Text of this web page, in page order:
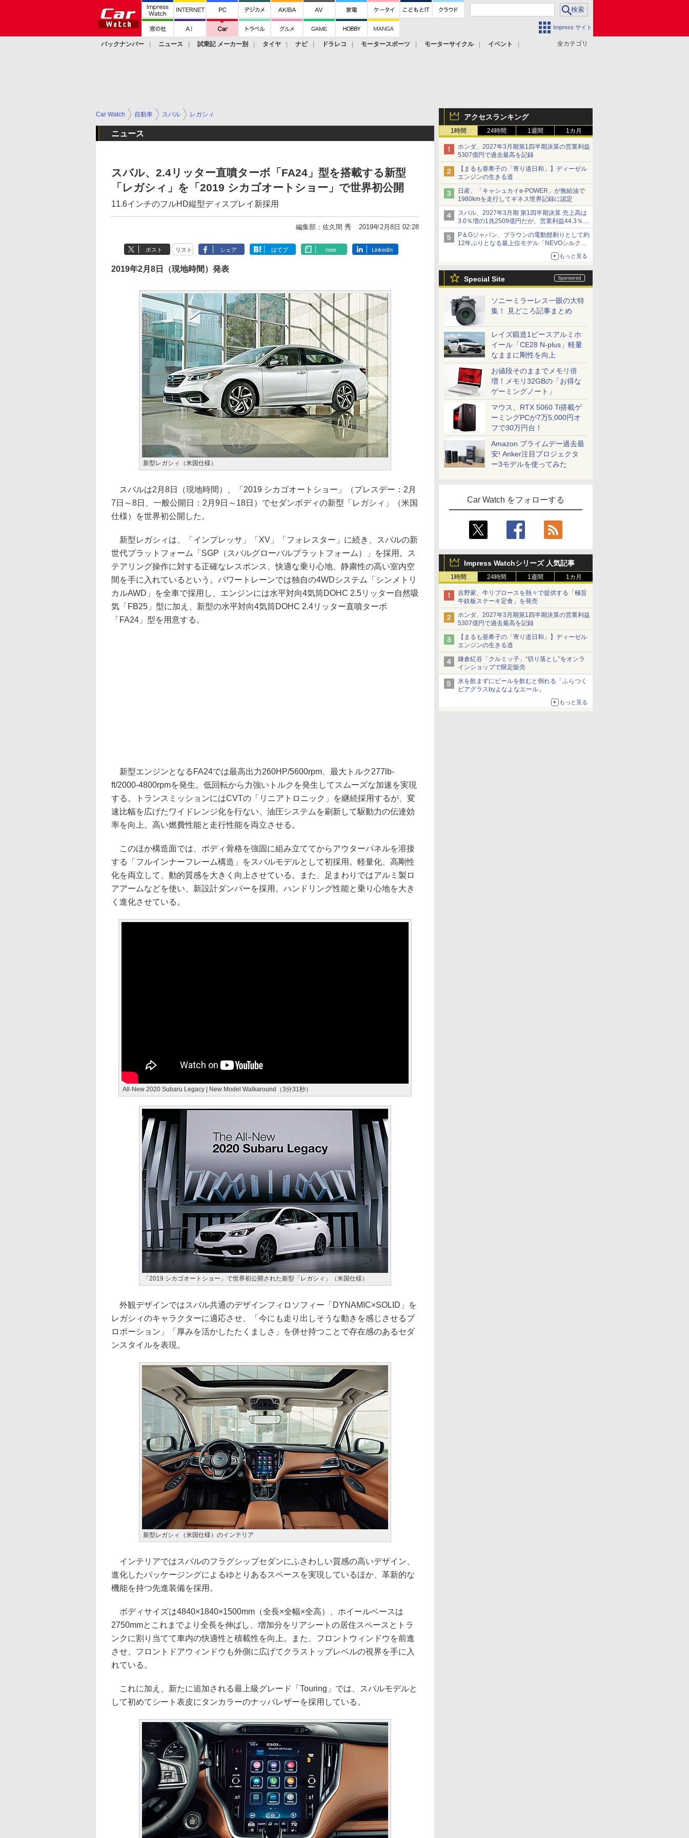
Impress サイト
全カテゴリ
バックナンバー ニュース 試乗記 メーカー別 タイヤ ナビ ドラレコ モータースポーツ モーターサイクル
イベント
アクセスランキング
1時間 24時間 1週間 1カ月
ホンダ、2027年3月期第1四半期決算の営業利益
5307億円で過去最高を記録
【まるも亜希子の「寄り道日和」】ディーゼル
エンジンの生きる道
日産、「キャシュカイe-POWER」が無給油で
1980kmを走行してギネス世界記録に認定
スバル、2027年3月期 第1四半期決算 売上高は
3.0％増の1兆2509億円だが、営業利益44.3％減
の426億円、当期利益10.3％減の492億円で増収
減益
P＆Gジャパン、ブラウンの電動髭剃りとして約
12年ぶりとなる最上位モデル「NEVOシルクシ
もっと見る
Special Site
ソニーミラーレス一眼の大特
集！ 見どころ記事まとめ
レイズ鍛造1ピースアルミホ
イール「CE28 N-plus」軽量
なままに剛性を向上
お値段そのままでメモリ倍
増！メモリ32GBの「お得な
ゲーミングノート」
マウス、RTX 5060 Ti搭載ゲ
ーミングPCが7万5,000円オ
フで30万円台！
Amazon プライムデー過去最
安! Anker注目プロジェクタ
ー3モデルを使ってみた
Car Watch をフォローする
Impress Watchシリーズ 人気記事
1時間 24時間 1週間 1カ月
吉野家、牛リブロースを熱々で提供する「極旨
牛鉄板ステーキ定食」を発売
ホンダ、2027年3月期第1四半期決算の営業利益
5307億円で過去最高を記録
【まるも亜希子の「寄り道日和」】ディーゼル
エンジンの生きる道
鎌倉紅谷「クルミッ子」“切り落とし”をオンラ
インショップで限定販売
水を飲まずにビールを飲むと倒れる「ふらつく
ビアグラスbyよなよなエール」
もっと見る
Car Watch 自動車 スバル レガシィ
ニュース
スバル、2.4リッター直噴ターボ「FA24」型を搭載する新型
「レガシィ」を「2019 シカゴオートショー」で世界初公開
11.6インチのフルHD縦型ディスプレイ新採用
編集部：佐久間 秀 2019年2月8日 02:28
ポスト リスト シェア はてブ note LinkedIn
2019年2月8日（現地時間）発表
新型レガシィ（米国仕様）
スバルは2月8日（現地時間）、「2019 シカゴオートショー」（プレスデー：2月
7日～8日、一般公開日：2月9日～18日）でセダンボディの新型「レガシィ」（米国
仕様）を世界初公開した。
新型レガシィは、「インプレッサ」「XV」「フォレスター」に続き、スバルの新
世代プラットフォーム「SGP（スバルグローバルプラットフォーム）」を採用。ス
テアリング操作に対する正確なレスポンス、快適な乗り心地、静粛性の高い室内空
間を手に入れているという。パワートレーンでは独自の4WDシステム「シンメトリ
カルAWD」を全車で採用し、エンジンには水平対向4気筒DOHC 2.5リッター自然吸
気「FB25」型に加え、新型の水平対向4気筒DOHC 2.4リッター直噴ターボ
「FA24」型を用意する。
新型エンジンとなるFA24では最高出力260HP/5600rpm、最大トルク277lb-
ft/2000-4800rpmを発生。低回転から力強いトルクを発生してスムーズな加速を実現
する。トランスミッションにはCVTの「リニアトロニック」を継続採用するが、変
速比幅を広げたワイドレンジ化を行ない、油圧システムを刷新して駆動力の伝達効
率を向上。高い燃費性能と走行性能を両立させる。
このほか構造面では、ボディ骨格を強固に組み立ててからアウターパネルを溶接
する「フルインナーフレーム構造」をスバルモデルとして初採用。軽量化、高剛性
化を両立して、動的質感を大きく向上させている。また、足まわりではアルミ製ロ
アアームなどを使い、新設計ダンパーを採用。ハンドリング性能と乗り心地を大き
く進化させている。
All-New 2020 Subaru Legacy | New Model Walkaround（3分31秒）
「2019 シカゴオートショー」で世界初公開された新型「レガシィ」（米国仕様）
外観デザインではスバル共通のデザインフィロソフィー「DYNAMIC×SOLID」を
レガシィのキャラクターに適応させ、「今にも走り出しそうな動きを感じさせるプ
ロポーション」「厚みを活かしたたくましさ」を併せ持つことで存在感のあるセダ
ンスタイルを表現。
新型レガシィ（米国仕様）のインテリア
インテリアではスバルのフラグシップセダンにふさわしい質感の高いデザイン、
進化したパッケージングによるゆとりあるスペースを実現しているほか、革新的な
機能を持つ先進装備を採用。
ボディサイズは4840×1840×1500mm（全長×全幅×全高）、ホイールベースは
2750mmとこれまでより全長を伸ばし、増加分をリアシートの居住スペースとトラ
ンクに割り当てて車内の快適性と積載性を向上。また、フロントウィンドウを前進
させ、フロントドアウィンドウも外側に広げてクラストップレベルの視界を手に入
れている。
これに加え、新たに追加される最上級グレード「Touring」では、スバルモデルと
して初めてシート表皮にタンカラーのナッパレザーを採用している。